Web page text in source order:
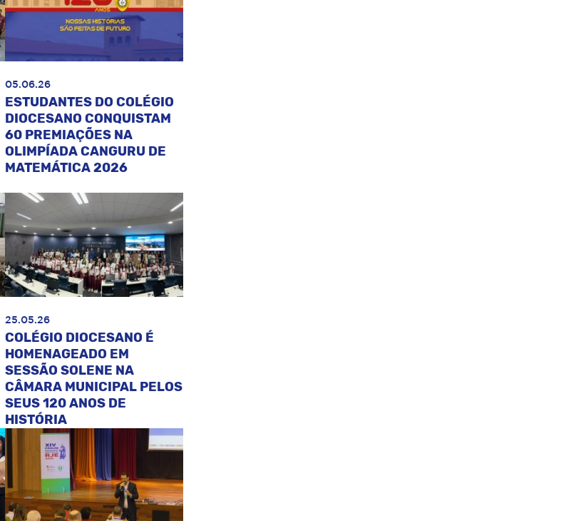
05.06.26
ESTUDANTES DO COLÉGIO
DIOCESANO CONQUISTAM
60 PREMIAÇÕES NA
OLIMPÍADA CANGURU DE
MATEMÁTICA 2026
25.05.26
COLÉGIO DIOCESANO É
HOMENAGEADO EM
SESSÃO SOLENE NA
CÂMARA MUNICIPAL PELOS
SEUS 120 ANOS DE
HISTÓRIA